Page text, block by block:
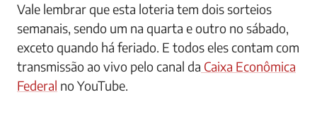
Vale lembrar que esta loteria tem dois sorteios
semanais, sendo um na quarta e outro no sábado,
exceto quando há feriado. E todos eles contam com
transmissão ao vivo pelo canal da Caixa Econômica
Federal no YouTube.